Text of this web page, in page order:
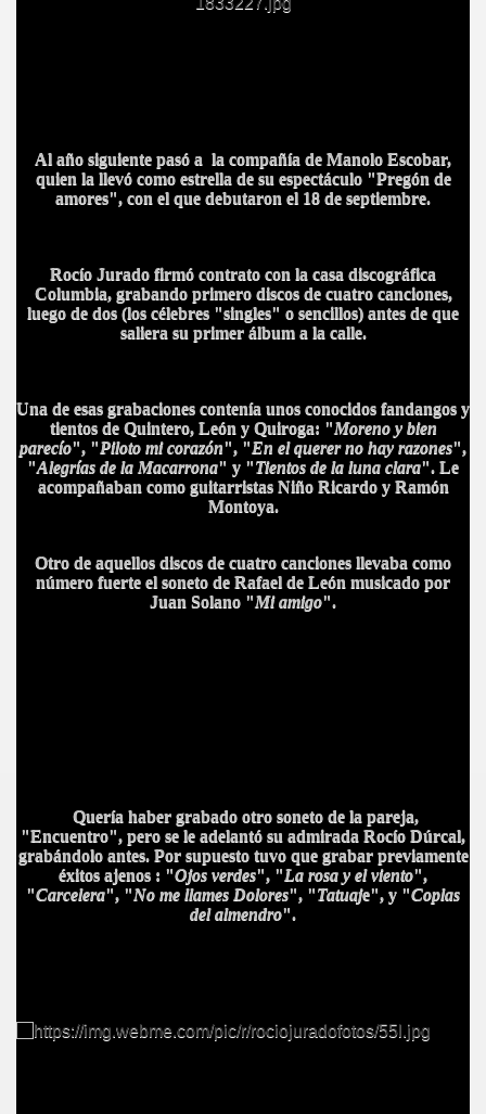
Al año siguiente pasó a la compañía de Manolo Escobar,
quien la llevó como estrella de su espectáculo "Pregón de
amores", con el que debutaron el 18 de septiembre.
Rocío Jurado firmó contrato con la casa discográfica
Columbia, grabando primero discos de cuatro canciones,
luego de dos (los célebres "singles" o sencillos) antes de que
saliera su primer álbum a la calle.
Una de esas grabaciones contenía unos conocidos fandangos y
tientos de Quintero, León y Quiroga: "Moreno y bien
parecío", "Piloto mi corazón", "En el querer no hay razones",
"Alegrías de la Macarrona" y "Tientos de la luna clara". Le
acompañaban como guitarristas Niño Ricardo y Ramón
Montoya.
Otro de aquellos discos de cuatro canciones llevaba como
número fuerte el soneto de Rafael de León musicado por
Juan Solano "Mi amigo".
Quería haber grabado otro soneto de la pareja,
"Encuentro", pero se le adelantó su admirada Rocío Dúrcal,
grabándolo antes. Por supuesto tuvo que grabar previamente
éxitos ajenos : "Ojos verdes", "La rosa y el viento",
"Carcelera", "No me llames Dolores", "Tatuaje", y "Coplas
del almendro".
GRANDE